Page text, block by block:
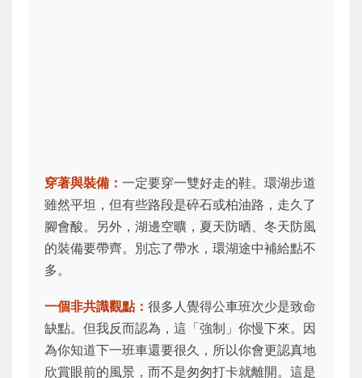
穿著與裝備： 一定要穿一雙好走的鞋。環湖步道
雖然平坦，但有些路段是碎石或柏油路，走久了
腳會酸。另外，湖邊空曠，夏天防晒、冬天防風
的裝備要帶齊。別忘了帶水，環湖途中補給點不
多。
一個非共識觀點： 很多人覺得公車班次少是致命
缺點。但我反而認為，這「強制」你慢下來。因
為你知道下一班車還要很久，所以你會更認真地
欣賞眼前的風景，而不是匆匆打卡就離開。這是